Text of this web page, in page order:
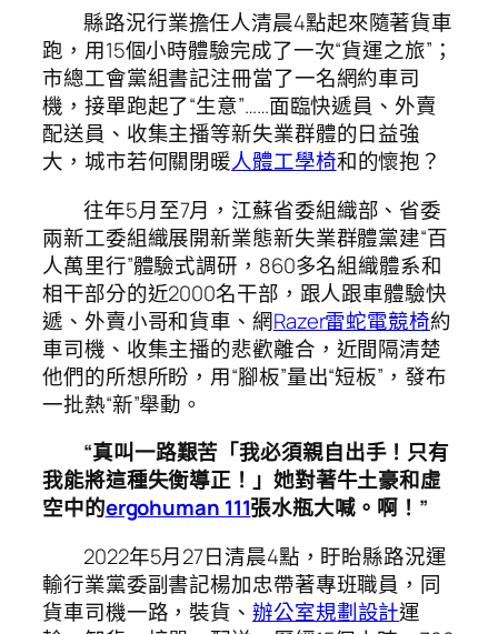
縣路況行業擔任人清晨4點起來隨著貨車
跑，用15個小時體驗完成了一次“貨運之旅”；
市總工會黨組書記注冊當了一名網約車司
機，接單跑起了“生意”……面臨快遞員、外賣
配送員、收集主播等新失業群體的日益強
大，城市若何關閉暖人體工學椅和的懷抱？
往年5月至7月，江蘇省委組織部、省委
兩新工委組織展開新業態新失業群體黨建“百
人萬里行”體驗式調研，860多名組織體系和
相干部分的近2000名干部，跟人跟車體驗快
遞、外賣小哥和貨車、網Razer雷蛇電競椅約
車司機、收集主播的悲歡離合，近間隔清楚
他們的所想所盼，用“腳板”量出“短板”，發布
一批熱“新”舉動。
“真叫一路艱苦「我必須親自出手！只有
我能將這種失衡導正！」她對著牛土豪和虛
空中的ergohuman 111張水瓶大喊。啊！”
2022年5月27日清晨4點，盱眙縣路況運
輸行業黨委副書記楊加忠帶著專班職員，同
貨車司機一路，裝貨、 辦公室規劃設計運